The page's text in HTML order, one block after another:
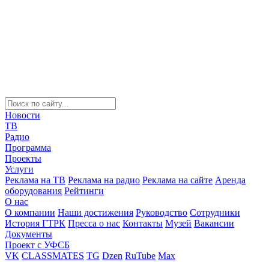
Новости
ТВ
Радио
Программа
Проекты
Услуги
Реклама на ТВ Реклама на радио Реклама на сайте Аренда
оборудования Рейтинги
О нас
О компании Наши достижения Руководство Сотрудники
История ГТРК Пресса о нас Контакты Музей Вакансии
Документы
Проект с УФСБ
VK CLASSMATES TG Dzen RuTube Max